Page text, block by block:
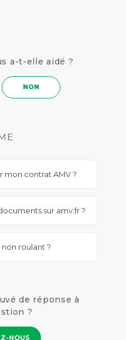
a-t-elle aidé ?
NON
contrat AMV ?
sur amv.fr ?
roulant ?
de réponse à
?
NOUS